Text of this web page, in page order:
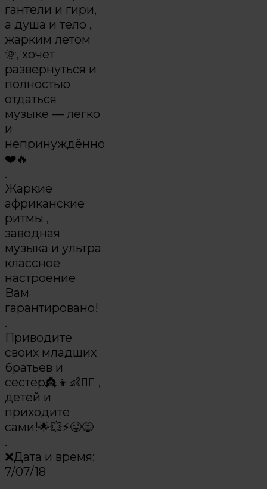
гантели и гири,
а душа и тело ,
жарким летом
🌞, хочет
развернуться и
полностью
отдаться
музыке — легко
и
непринуждённо
❤️🔥
.
Жаркие
африканские
ритмы ,
заводная
музыка и ультра
классное
настроение
Вам
гарантировано!
.
Приводите
своих младших
братьев и
сестёр👸👦👶👱‍♀️ ,
детей и
приходите
сами!🌟💥⚡️😜😅
.
❌Дата и время:
7/07/18